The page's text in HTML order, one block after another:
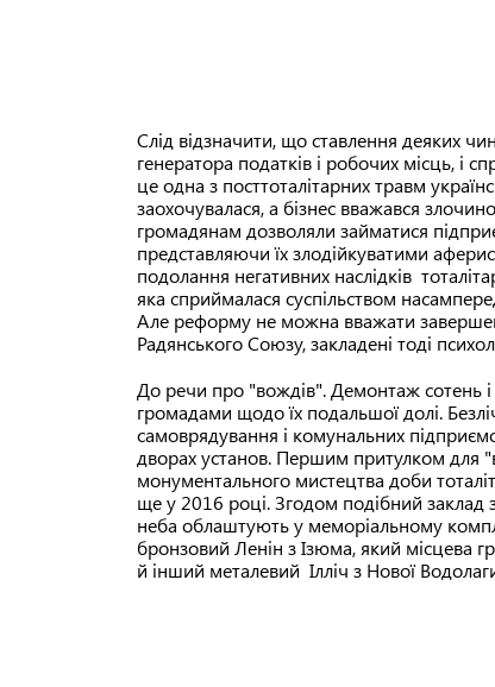
Слід відзначити, що ставлення деяких
генератора податків і робочих місць, і
це одна з посттоталітарних травм
заохочувалася, а бізнес вважався
громадянам дозволяли займатися
представляючи їх злодійкуватими
подолання негативних наслідків
яка сприймалася суспільством
Але реформу не можна вважати
Радянського Союзу, закладені тоді
До речи про "вождів". Демонтаж сотень і
громадами щодо їх подальшої долі.
самоврядування і комунальних
дворах установ. Першим притулком для
монументального мистецтва доби
ще у 2016 році. Згодом подібний заклад
неба облаштують у меморіальному
бронзовий Ленін з Ізюма, який місцева
й інший металевий Ілліч з Нової